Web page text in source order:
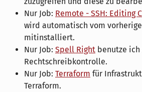
Nur Job: Remote - SSH: Editing
wird automatisch vom
mitinstalliert.
Nur Job: Spell Right benutze ich
Rechtschreibkontrolle.
Nur Job: Terraform für
Terraform.